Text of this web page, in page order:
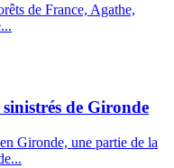
de France, Agathe,
de Gironde
Gironde, une partie de la